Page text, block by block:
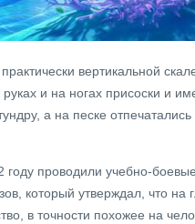
вертикальной
и на ногах присоски и
а на песке отпечатались
проводили учебно-
который утверждал, что на
в точности похожее на